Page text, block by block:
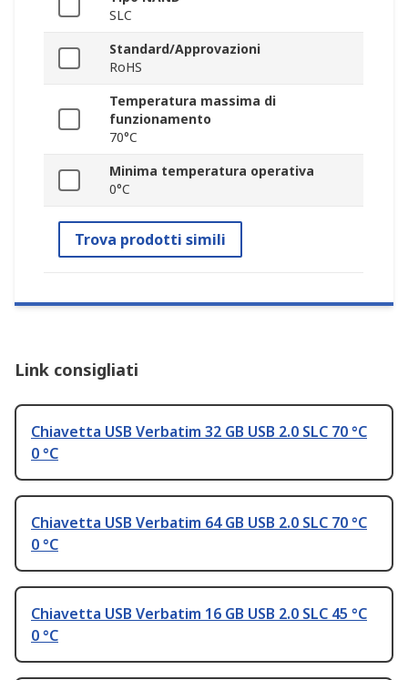
SLC
Standard/Approvazioni
RoHS
Temperatura massima di
funzionamento
70°C
Minima temperatura operativa
0°C
Trova prodotti simili
Link consigliati
Chiavetta USB Verbatim 32 GB USB 2.0 SLC 70 °C
0 °C
Chiavetta USB Verbatim 64 GB USB 2.0 SLC 70 °C
0 °C
Chiavetta USB Verbatim 16 GB USB 2.0 SLC 45 °C
0 °C